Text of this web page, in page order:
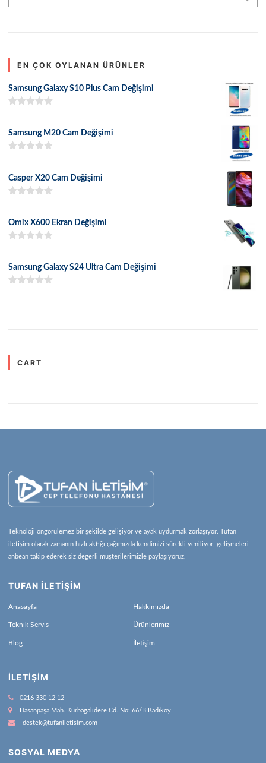
EN ÇOK OYLANAN ÜRÜNLER
Samsung Galaxy S10 Plus Cam Değişimi
Samsung M20 Cam Değişimi
Casper X20 Cam Değişimi
Omix X600 Ekran Değişimi
Samsung Galaxy S24 Ultra Cam Değişimi
CART
Teknoloji öngörülemez bir şekilde gelişiyor ve ayak uydurmak zorlaşıyor. Tufan
iletişim olarak zamanın hızlı aktığı çağımızda kendimizi sürekli yeniliyor, gelişmeleri
anbean takip ederek siz değerli müşterilerimizle paylaşıyoruz.
TUFAN İLETİŞİM
Anasayfa Hakkımızda
Teknik Servis Ürünlerimiz
Blog İletişim
İLETIŞIM
0216 330 12 12
Hasanpaşa Mah. Kurbağalıdere Cd. No: 66/B Kadıköy
destek@tufaniletisim.com
SOSYAL MEDYA